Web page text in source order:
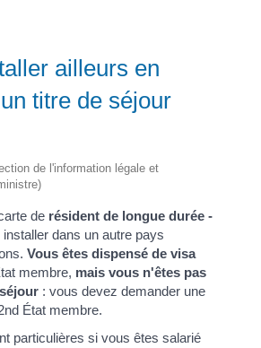
ailleurs en
titre de séjour
de l'information légale et
de résident de longue durée -
dans un autre pays
Vous êtes dispensé de visa
membre, mais vous n'êtes pas
: vous devez demander une
nd État membre.
particulières si vous êtes salarié